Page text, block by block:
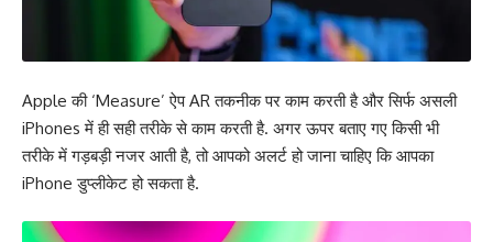
Apple की ‘Measure’ ऐप AR तकनीक पर काम करती है और सिर्फ असली
iPhones में ही सही तरीके से काम करती है. अगर ऊपर बताए गए किसी भी
तरीके में गड़बड़ी नजर आती है, तो आपको अलर्ट हो जाना चाहिए कि आपका
iPhone डुप्लीकेट हो सकता है.